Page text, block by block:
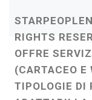
RIGHTS
OFFRE
(CARTACEO E
TIPOLOGIE DI